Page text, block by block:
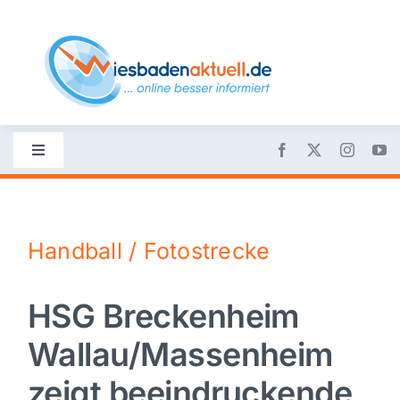
content
Toggle
Navigation
Nachrichten
Politik
Wirtschaft
Handball / Fotostrecke
HSG Breckenheim
Wallau/Massenheim